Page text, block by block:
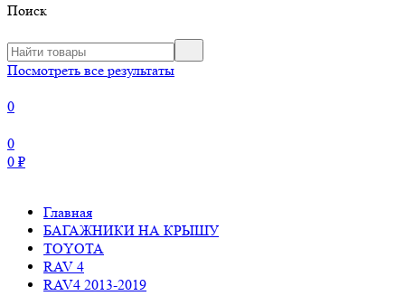
Поиск
Посмотреть все результаты
0
0
0 ₽
Главная
БАГАЖНИКИ НА КРЫШУ
TOYOTA
RAV 4
RAV4 2013-2019